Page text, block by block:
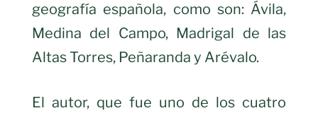
geografía española, como son: Ávila,
Medina del Campo, Madrigal de las
Altas Torres, Peñaranda y Arévalo.
El autor, que fue uno de los cuatro